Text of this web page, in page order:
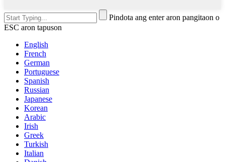
Pindota ang enter aron pangitaon o
ESC aron tapuson
English
French
German
Portuguese
Spanish
Russian
Japanese
Korean
Arabic
Irish
Greek
Turkish
Italian